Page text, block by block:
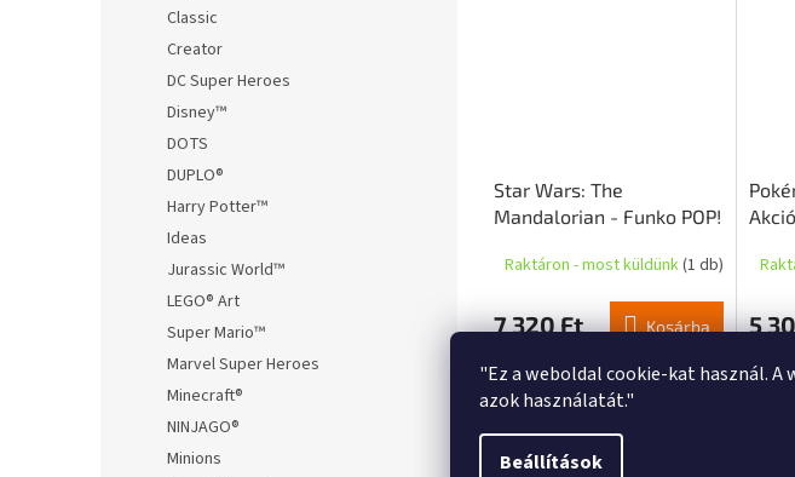
"Ez a weboldal cookie-kat használ.
azok használatát."
Beállítások
Classic
Creator
DC Super Heroes
Disney™
DOTS
DUPLO®
Harry Potter™
Ideas
Jurassic World™
LEGO® Art
Super Mario™
Marvel Super Heroes
Minecraft®
NINJAGO®
Minions
Star Wars: The
Mandalorian - Funko POP!
(Blasterrel)
Raktáron - most küldünk(1 db)
7 320 Ft Kosárba 5
Leírás Hasonló (10)